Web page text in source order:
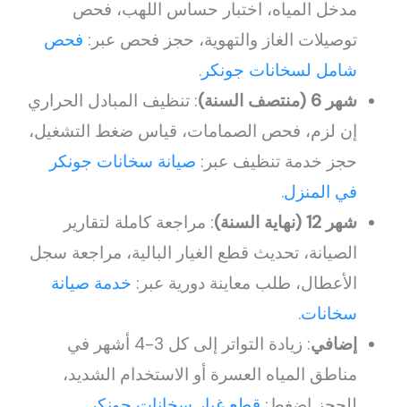
مدخل المياه، اختبار حساس اللهب، فحص
توصيلات الغاز والتهوية، حجز فحص عبر: فحص
شامل لسخانات جونكر.
شهر 6 (منتصف السنة)
: تنظيف المبادل الحراري
إن لزم، فحص الصمامات، قياس ضغط التشغيل،
حجز خدمة تنظيف عبر: صيانة سخانات جونكر
في المنزل.
شهر 12 (نهاية السنة)
: مراجعة كاملة لتقارير
الصيانة، تحديث قطع الغيار البالية، مراجعة سجل
الأعطال، طلب معاينة دورية عبر: خدمة صيانة
سخانات.
إضافي
: زيادة التواتر إلى كل 3-4 أشهر في
مناطق المياه العسرة أو الاستخدام الشديد،